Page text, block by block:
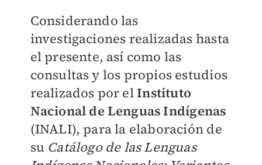
Considerando las
investigaciones realizadas hasta
el presente, así como las
consultas y los propios estudios
realizados por elInstituto
Nacional de Lenguas Indígenas
(INALI), para la elaboración de
su Catálogo de las Lenguas